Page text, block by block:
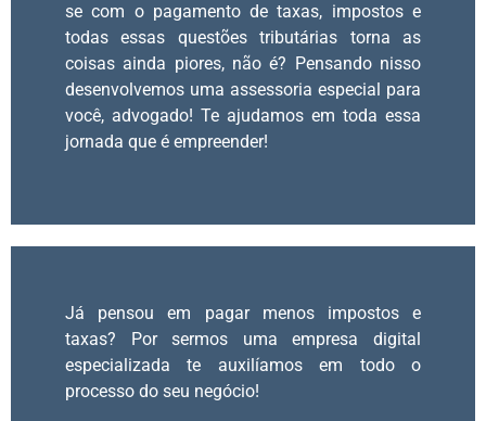
se com o pagamento de taxas, impostos e
todas essas questões tributárias torna as
coisas ainda piores, não é? Pensando nisso
desenvolvemos uma assessoria especial para
você, advogado! Te ajudamos em toda essa
jornada que é empreender!
Já pensou em pagar menos impostos e
taxas? Por sermos uma empresa digital
especializada te auxilíamos em todo o
processo do seu negócio!